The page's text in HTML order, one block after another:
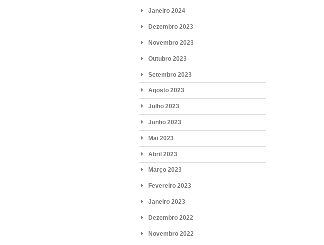
Janeiro 2024
Dezembro 2023
Novembro 2023
Outubro 2023
Setembro 2023
Agosto 2023
Julho 2023
Junho 2023
Mai 2023
Abril 2023
Março 2023
Fevereiro 2023
Janeiro 2023
Dezembro 2022
Novembro 2022